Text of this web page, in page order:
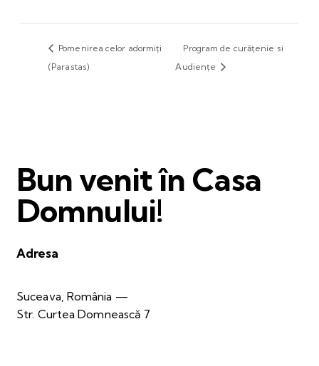
Pomenirea celor adormiți
(Parastas)
Program de curățenie si
Audiențe
Bun venit în Casa
Domnului!
Adresa
Suceava, România —
Str. Curtea Domnească 7